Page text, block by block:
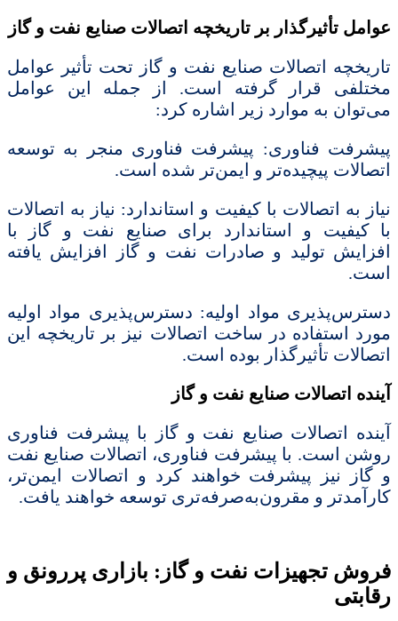
عوامل تأثیرگذار بر تاریخچه اتصالات صنایع نفت و گاز
تاریخچه اتصالات صنایع نفت و گاز تحت تأثیر عوامل
مختلفی قرار گرفته است. از جمله این عوامل
می‌توان به موارد زیر اشاره کرد:
پیشرفت فناوری: پیشرفت فناوری منجر به توسعه
اتصالات پیچیده‌تر و ایمن‌تر شده است.
نیاز به اتصالات با کیفیت و استاندارد: نیاز به اتصالات
با کیفیت و استاندارد برای صنایع نفت و گاز با
افزایش تولید و صادرات نفت و گاز افزایش یافته
است.
دسترس‌پذیری مواد اولیه: دسترس‌پذیری مواد اولیه
مورد استفاده در ساخت اتصالات نیز بر تاریخچه این
اتصالات تأثیرگذار بوده است.
آینده اتصالات صنایع نفت و گاز
آینده اتصالات صنایع نفت و گاز با پیشرفت فناوری
روشن است. با پیشرفت فناوری، اتصالات صنایع نفت
و گاز نیز پیشرفت خواهند کرد و اتصالات ایمن‌تر،
کارآمدتر و مقرون‌به‌صرفه‌تری توسعه خواهند یافت.
فروش تجهیزات نفت و گاز: بازاری پررونق و
رقابتی